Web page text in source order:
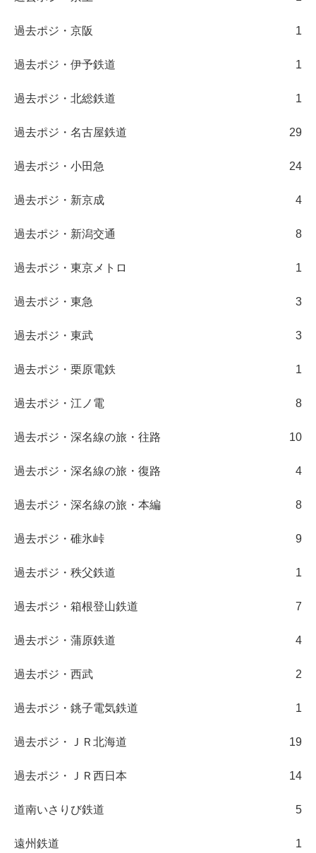
過去ポジ・京阪 1
過去ポジ・伊予鉄道 1
過去ポジ・北総鉄道 1
過去ポジ・名古屋鉄道 29
過去ポジ・小田急 24
過去ポジ・新京成 4
過去ポジ・新潟交通 8
過去ポジ・東京メトロ 1
過去ポジ・東急 3
過去ポジ・東武 3
過去ポジ・栗原電鉄 1
過去ポジ・江ノ電 8
過去ポジ・深名線の旅・往路 10
過去ポジ・深名線の旅・復路 4
過去ポジ・深名線の旅・本編 8
過去ポジ・碓氷峠 9
過去ポジ・秩父鉄道 1
過去ポジ・箱根登山鉄道 7
過去ポジ・蒲原鉄道 4
過去ポジ・西武 2
過去ポジ・銚子電気鉄道 1
過去ポジ・ＪＲ北海道 19
過去ポジ・ＪＲ西日本 14
道南いさりび鉄道 5
遠州鉄道 1